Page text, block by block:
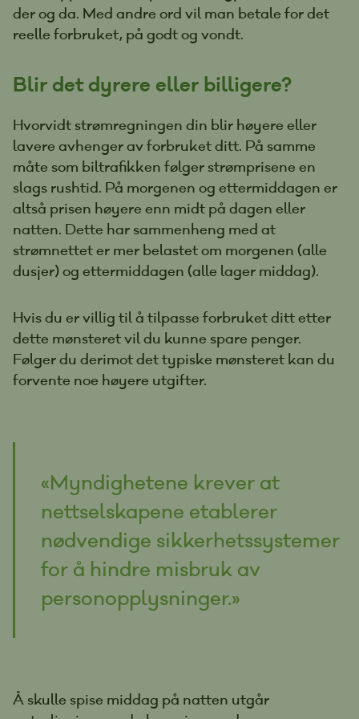
der og da. Med andre ord vil man betale for det
reelle forbruket, på godt og vondt.
Blir det dyrere eller billigere?
Hvorvidt strømregningen din blir høyere eller
lavere avhenger av forbruket ditt. På samme
måte som biltrafikken følger strømprisene en
slags rushtid. På morgenen og ettermiddagen er
altså prisen høyere enn midt på dagen eller
natten. Dette har sammenheng med at
strømnettet er mer belastet om morgenen (alle
dusjer) og ettermiddagen (alle lager middag).
Hvis du er villig til å tilpasse forbruket ditt etter
dette mønsteret vil du kunne spare penger.
Følger du derimot det typiske mønsteret kan du
forvente noe høyere utgifter.
«Myndighetene krever at
nettselskapene etablerer
nødvendige sikkerhetssystemer
for å hindre misbruk av
personopplysninger.»
Å skulle spise middag på natten utgår